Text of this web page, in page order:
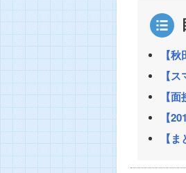
【
【
【
【
【ま